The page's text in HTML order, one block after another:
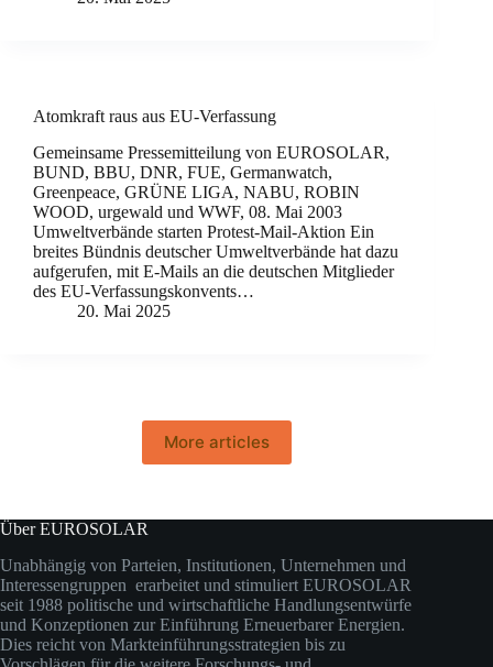
Atomkraft raus aus EU-Verfassung
Gemeinsame Pressemitteilung von EUROSOLAR,
BUND, BBU, DNR, FUE, Germanwatch,
Greenpeace, GRÜNE LIGA, NABU, ROBIN
WOOD, urgewald und WWF, 08. Mai 2003
Umweltverbände starten Protest-Mail-Aktion Ein
breites Bündnis deutscher Umweltverbände hat dazu
aufgerufen, mit E-Mails an die deutschen Mitglieder
des EU-Verfassungskonvents…
20. Mai 2025
More articles
Über EUROSOLAR
Unabhängig von Parteien, Institutionen, Unternehmen und
Interessengruppen erarbeitet und stimuliert EUROSOLAR
seit 1988 politische und wirtschaftliche Handlungsentwürfe
und Konzeptionen zur Einführung Erneuerbarer Energien.
Dies reicht von Markteinführungsstrategien bis zu